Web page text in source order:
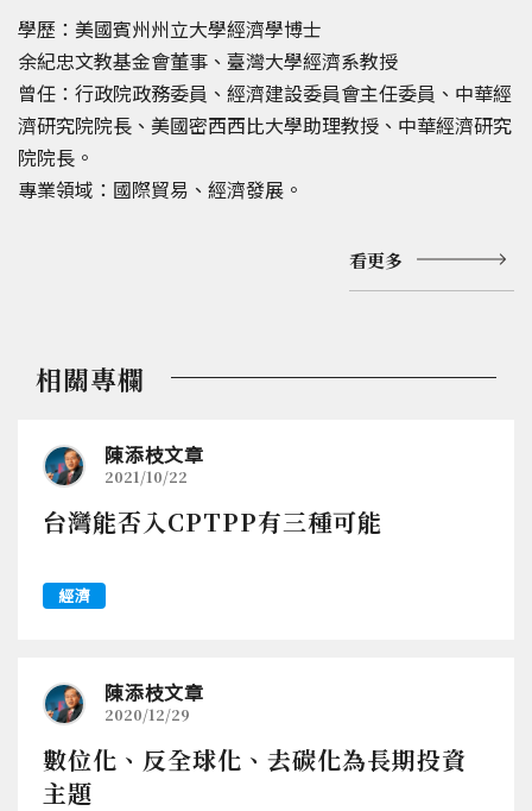
學歷：美國賓州州立大學經濟學博士
余紀忠文教基金會董事、臺灣大學經濟系教授
曾任：行政院政務委員、經濟建設委員會主任委員、中華經
濟研究院院長、美國密西西比大學助理教授、中華經濟研究
院院長。
專業領域：國際貿易、經濟發展。
看更多
相關專欄
陳添枝文章
2021/10/22
台灣能否入CPTPP有三種可能
經濟
陳添枝文章
2020/12/29
數位化、反全球化、去碳化為長期投資
主題